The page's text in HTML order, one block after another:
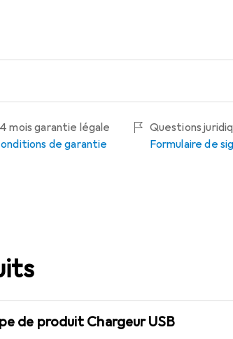
mois garantie légale
de garantie
Questions
Formulaire de
de produit Chargeur USB